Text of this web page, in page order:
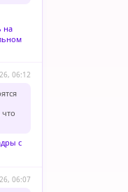
на
06:12
с
06:07